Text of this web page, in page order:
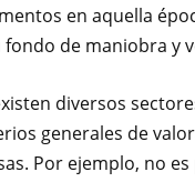
en aquella
de maniobra y
diversos
generales de
Por ejemplo, no